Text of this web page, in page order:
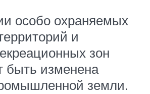
особо охраняемых
и
зон
быть изменена
земли.